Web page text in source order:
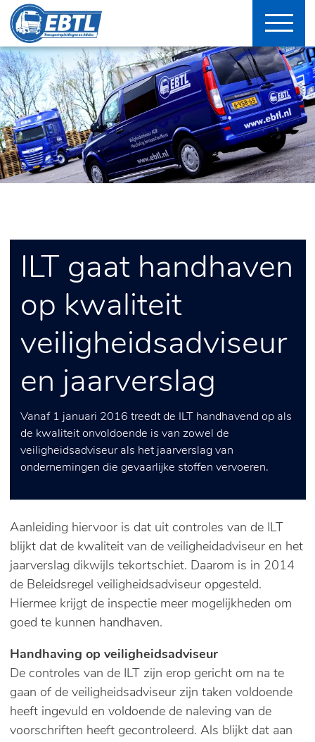
ILT gaat handhaven
op kwaliteit
veiligheidsadviseur
en jaarverslag
Vanaf 1 januari 2016 treedt de ILT handhavend op als
de kwaliteit onvoldoende is van zowel de
veiligheidsadviseur als het jaarverslag van
ondernemingen die gevaarlijke stoffen vervoeren.
Aanleiding hiervoor is dat uit controles van de ILT
blijkt dat de kwaliteit van de veiligheidadviseur en het
jaarverslag dikwijls tekortschiet. Daarom is in 2014
de Beleidsregel veiligheidsadviseur opgesteld.
Hiermee krijgt de inspectie meer mogelijkheden om
goed te kunnen handhaven.
Handhaving op veiligheidsadviseur
De controles van de ILT zijn erop gericht om na te
gaan of de veiligheidsadviseur zijn taken voldoende
heeft ingevuld en voldoende de naleving van de
voorschriften heeft gecontroleerd. Als blijkt dat aan